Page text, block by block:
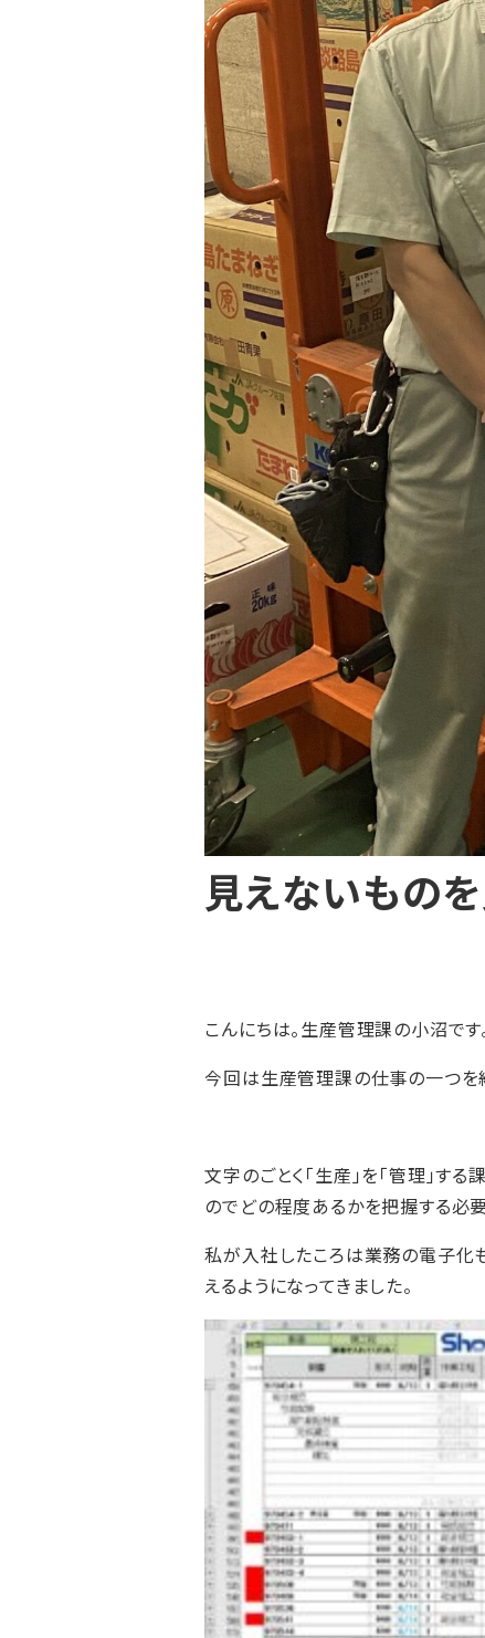
見えないもの
こんにちは。生産管理課の小沼です
今回は生産管理課の仕事の一つを
文字のごとく「生産」を「管理」
のでどの程度あるかを把握する必要
私が入社したころは業務の電子化
えるようになってきました。